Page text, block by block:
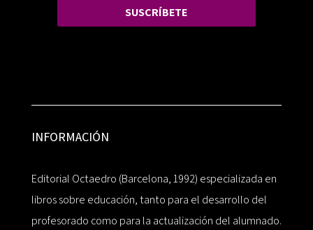
SUSCRÍBETE
INFORMACIÓN
Editorial Octaedro (Barcelona, 1992) especializada en
libros sobre educación, tanto para el desarrollo del
profesorado como para la actualización del alumnado.